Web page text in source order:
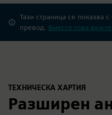
Тази страница се показва
превод. Вместо това
ТЕХНИЧЕСКА ХАРТИЯ
Разширен